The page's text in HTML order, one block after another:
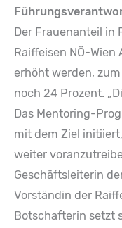
Der Frauenanteil in
Raiffeisen NÖ-
erhöht werden,
noch 24 Prozent.
Das Mentoring-
mit dem Ziel
weiter
Geschäftsleiterin
Vorständin der
Botschafterin setzt